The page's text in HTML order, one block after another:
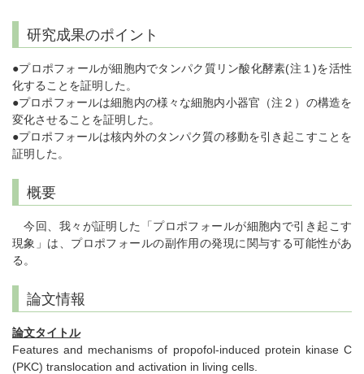
研究成果のポイント
●プロポフォールが細胞内でタンパク質リン酸化酵素(注１)を活性
化することを証明した。
●プロポフォールは細胞内の様々な細胞内小器官（注２）の構造を
変化させることを証明した。
●プロポフォールは核内外のタンパク質の移動を引き起こすことを
証明した。
概要
今回、我々が証明した「プロポフォールが細胞内で引き起こす
現象」は、プロポフォールの副作用の発現に関与する可能性があ
る。
論文情報
論文タイトル
Features and mechanisms of propofol-induced protein kinase C
(PKC) translocation and activation in living cells.